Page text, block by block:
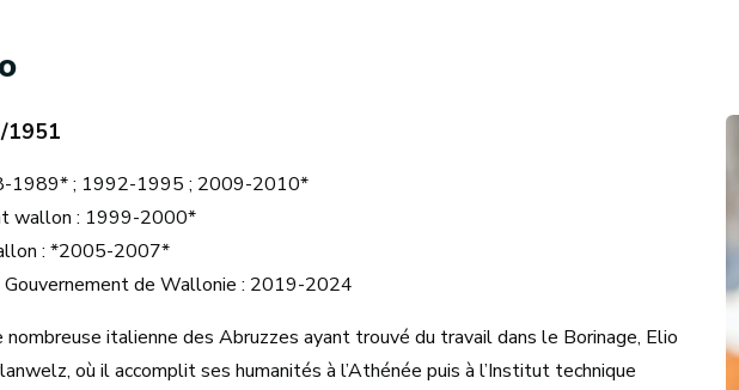
1951
1989* ; 1992-1995 ; 2009-2010*
wallon : 1999-2000*
: *2005-2007*
de Wallonie : 2019-2024
nombreuse italienne des Abruzzes ayant trouvé du travail dans le Borinage, Elio
où il accomplit ses humanités à l’Athénée puis à l’Institut technique